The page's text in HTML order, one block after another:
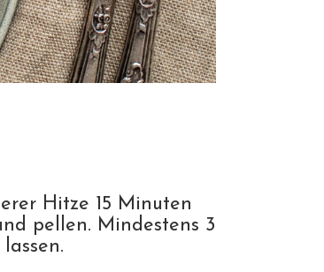
Hitze 15 Minuten
pellen. Mindestens 3